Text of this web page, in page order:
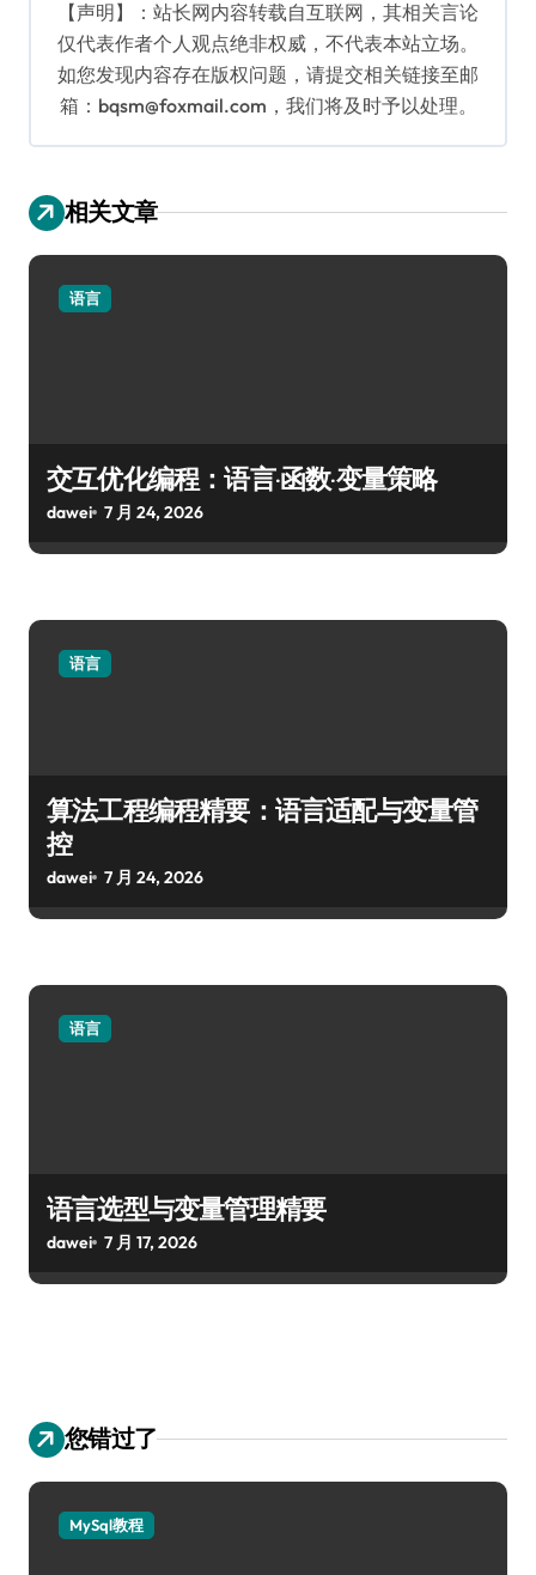
【声明】：站长网内容转载自互联网，其相关言论
仅代表作者个人观点绝非权威，不代表本站立场。
如您发现内容存在版权问题，请提交相关链接至邮
箱：bqsm@foxmail.com，我们将及时予以处理。
相关文章
语言
交互优化编程：语言·函数·变量策略
dawei 7 月 24, 2026
语言
算法工程编程精要：语言适配与变量管
控
dawei 7 月 24, 2026
语言
语言选型与变量管理精要
dawei 7 月 17, 2026
您错过了
MySql教程